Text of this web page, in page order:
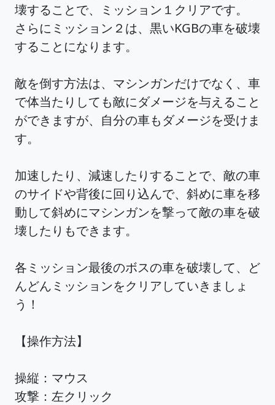
壊することで、ミッション１クリアです。
さらにミッション２は、黒いKGBの車を破壊
することになります。
敵を倒す方法は、マシンガンだけでなく、車
で体当たりしても敵にダメージを与えること
ができますが、自分の車もダメージを受けま
す。
加速したり、減速したりすることで、敵の車
のサイドや背後に回り込んで、斜めに車を移
動して斜めにマシンガンを撃って敵の車を破
壊したりもできます。
各ミッション最後のボスの車を破壊して、ど
んどんミッションをクリアしていきましょ
う！
【操作方法】
操縦：マウス
攻撃：左クリック